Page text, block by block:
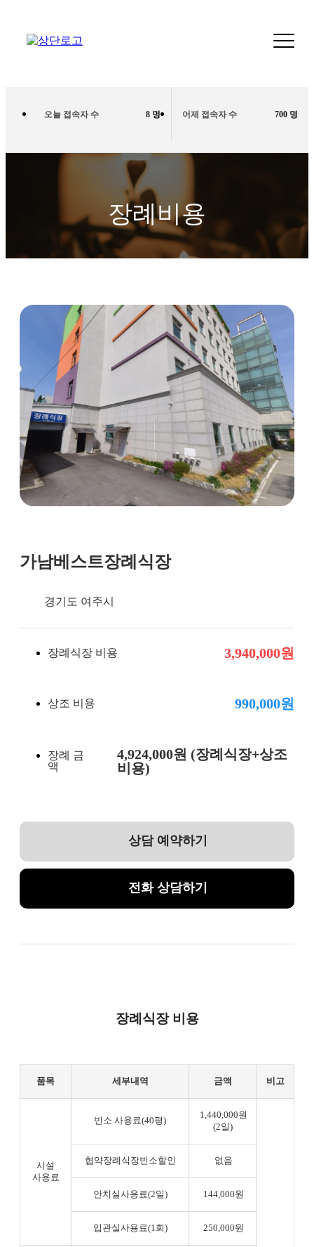
오늘 접속자 수 8 명 어제 접속자 수 700 명
장례비용
가남베스트장례식장장례비용
경기도 여주시
장례식장 비용 3,940,000원
상조 비용 990,000원
장례 금
액
4,924,000원 (장례식장+상조
비용)
상담 예약하기
전화 상담하기
장례식장 비용
품목 세부내역 금액 비고
시설
사용료
빈소 사용료(40평)
1,440,000원
(2일)
협약장례식장빈소할인 없음
안치실사용료(2일) 144,000원
입관실사용료(1회) 250,000원